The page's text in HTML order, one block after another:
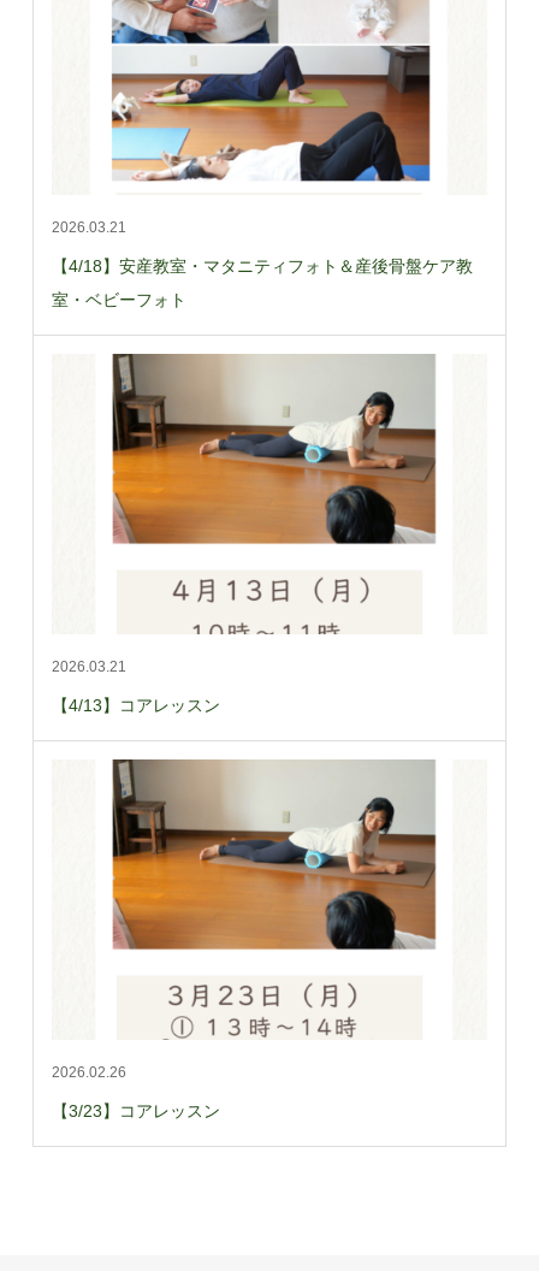
2026.03.21
【4/18】安産教室・マタニティフォト＆産後骨盤ケア教
室・ベビーフォト
2026.03.21
【4/13】コアレッスン
2026.02.26
【3/23】コアレッスン